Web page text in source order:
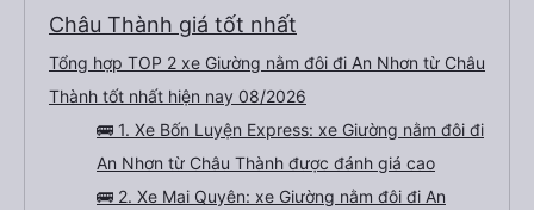
Châu Thành giá tốt nhất
Tổng hợp TOP 2 xe Giường nằm đôi đi An Nhơn từ Châu
Thành tốt nhất hiện nay 08/2026
🚌 1. Xe Bốn Luyện Express: xe Giường nằm đôi đi
An Nhơn từ Châu Thành được đánh giá cao
🚌 2. Xe Mai Quyên: xe Giường nằm đôi đi An